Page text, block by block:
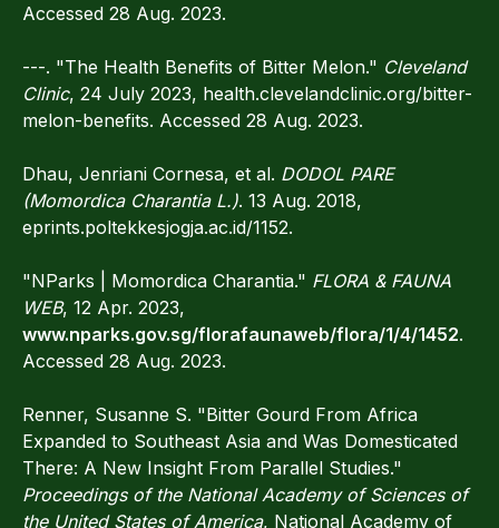
Accessed 28 Aug. 2023.
---. "The Health Benefits of Bitter Melon." Cleveland
Clinic, 24 July 2023, health.clevelandclinic.org/bitter-
melon-benefits. Accessed 28 Aug. 2023.
Dhau, Jenriani Cornesa, et al. DODOL PARE
(Momordica Charantia L.). 13 Aug. 2018,
eprints.poltekkesjogja.ac.id/1152.
"NParks | Momordica Charantia." FLORA & FAUNA
WEB, 12 Apr. 2023,
www.nparks.gov.sg/florafaunaweb/flora/1/4/1452.
Accessed 28 Aug. 2023.
Renner, Susanne S. "Bitter Gourd From Africa
Expanded to Southeast Asia and Was Domesticated
There: A New Insight From Parallel Studies."
Proceedings of the National Academy of Sciences of
the United States of America, National Academy of